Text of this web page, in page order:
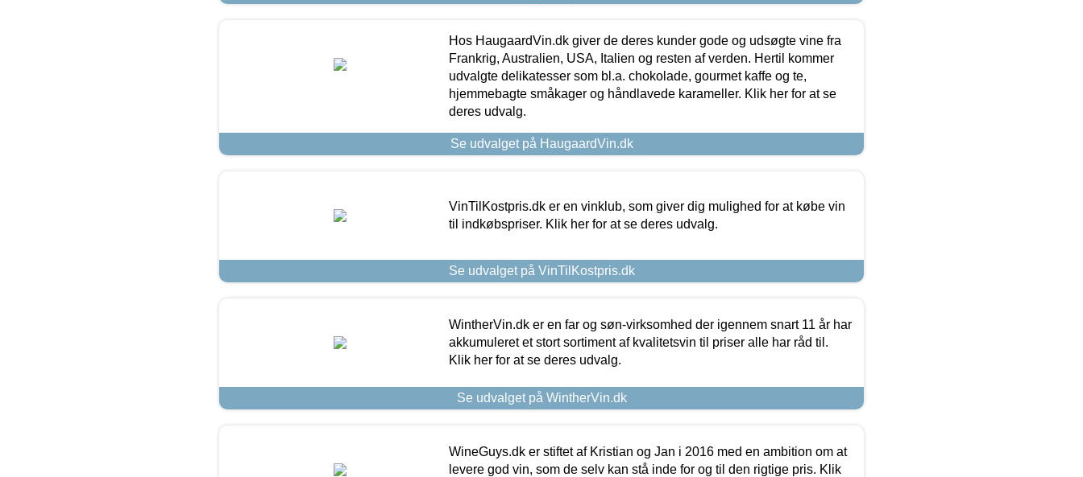
Hos HaugaardVin.dk giver de deres kunder gode og udsøgte vine fra
Frankrig, Australien, USA, Italien og resten af verden. Hertil kommer
udvalgte delikatesser som bl.a. chokolade, gourmet kaffe og te,
hjemmebagte småkager og håndlavede karameller. Klik her for at se
deres udvalg.
Se udvalget på HaugaardVin.dk
VinTilKostpris.dk er en vinklub, som giver dig mulighed for at købe vin
til indkøbspriser. Klik her for at se deres udvalg.
Se udvalget på VinTilKostpris.dk
WintherVin.dk er en far og søn-virksomhed der igennem snart 11 år har
akkumuleret et stort sortiment af kvalitetsvin til priser alle har råd til.
Klik her for at se deres udvalg.
Se udvalget på WintherVin.dk
WineGuys.dk er stiftet af Kristian og Jan i 2016 med en ambition om at
levere god vin, som de selv kan stå inde for og til den rigtige pris. Klik